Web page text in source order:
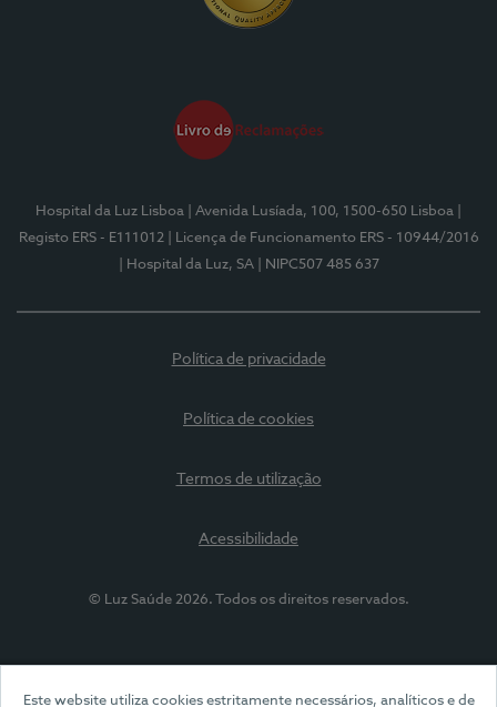
Este website utiliza cookies estritamente necessários, analíticos e de
Hospital da Luz Lisboa | Avenida Lusíada, 100, 1500-650 Lisboa
Registo ERS - E111012
| Licença de Funcionamento ERS - 10944/2016
| Hospital da Luz, SA
| NIPC507 485 637
Política de privacidade
Política de cookies
Termos de utilização
Acessibilidade
© Luz Saúde 2026. Todos os direitos reservados.